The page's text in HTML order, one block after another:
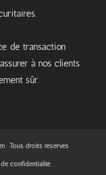
de transaction
à nos clients
sûr.
· Tous droits réservés
confidentialité